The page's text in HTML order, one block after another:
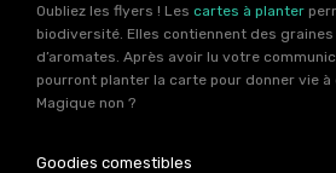
Oubliez les flyers ! Les cartes à planter
biodiversité. Elles contiennent des graines
d’aromates. Après avoir lu votre
pourront planter la carte pour donner vie à
Magique non ?
Goodies comestibles